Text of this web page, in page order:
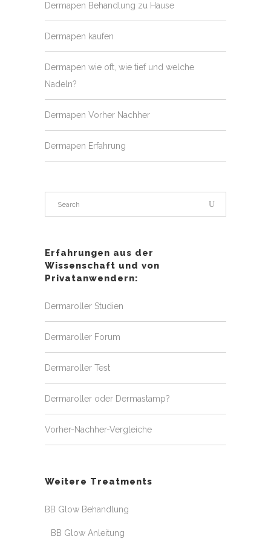
Dermapen Behandlung zu Hause
Dermapen kaufen
Dermapen wie oft, wie tief und welche
Nadeln?
Dermapen Vorher Nachher
Dermapen Erfahrung
Erfahrungen aus der
Wissenschaft und von
Privatanwendern:
Dermaroller Studien
Dermaroller Forum
Dermaroller Test
Dermaroller oder Dermastamp?
Vorher-Nachher-Vergleiche
Weitere Treatments
BB Glow Behandlung
BB Glow Anleitung